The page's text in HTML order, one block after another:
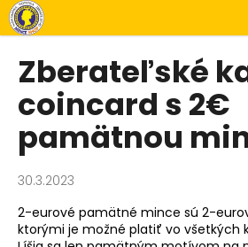
Prejsť
na
obsah
Zberateľské
coincard s 2€
pamätnou
30.3.2023
2-eurové pamätné mince sú 2-
ktorými je možné platiť vo všetkých
K
o
Č
o
p
o
t
r
e